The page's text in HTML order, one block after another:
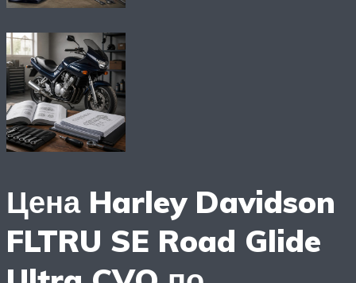
Цена Harley Davidson
FLTRU SE Road Glide